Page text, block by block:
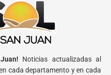
Noticias actualizadas al
cada departamento y en cada